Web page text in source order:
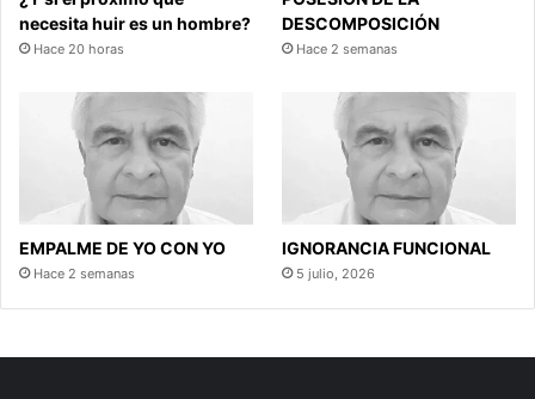
necesita huir es un hombre?
Hace 20 horas
DESCOMPOSICIÓN
Hace 2 semanas
EMPALME DE YO CON YO
Hace 2 semanas
IGNORANCIA FUNCIONAL
5 julio, 2026